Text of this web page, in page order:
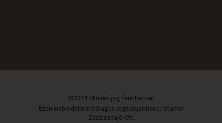
©2021 Minden jog fenntartva!
Ezen weboldal kizárólagos jogtulajdonosa: Vitamin
Zászlóshajó Kft.